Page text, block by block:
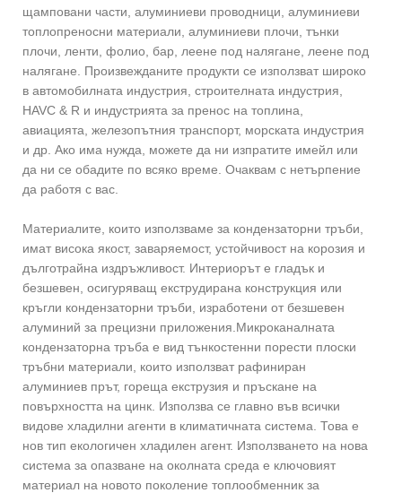
щамповани части, алуминиеви проводници, алуминиеви
топлопреносни материали, алуминиеви плочи, тънки
плочи, ленти, фолио, бар, леене под налягане, леене под
налягане. Произвежданите продукти се използват широко
в автомобилната индустрия, строителната индустрия,
HAVC & R и индустрията за пренос на топлина,
авиацията, железопътния транспорт, морската индустрия
и др. Ако има нужда, можете да ни изпратите имейл или
да ни се обадите по всяко време. Очаквам с нетърпение
да работя с вас.
Материалите, които използваме за кондензаторни тръби,
имат висока якост, заваряемост, устойчивост на корозия и
дълготрайна издръжливост. Интериорът е гладък и
безшевен, осигуряващ екструдирана конструкция или
кръгли кондензаторни тръби, изработени от безшевен
алуминий за прецизни приложения.Микроканалната
кондензаторна тръба е вид тънкостенни порести плоски
тръбни материали, които използват рафиниран
алуминиев прът, гореща екструзия и пръскане на
повърхността на цинк. Използва се главно във всички
видове хладилни агенти в климатичната система. Това е
нов тип екологичен хладилен агент. Използването на нова
система за опазване на околната среда е ключовият
материал на новото поколение топлообменник за